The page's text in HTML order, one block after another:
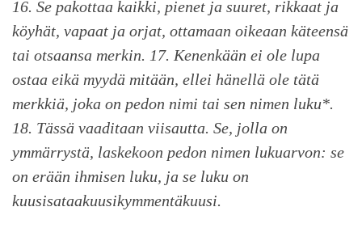
16. Se pakottaa kaikki, pienet ja suuret, rikkaat ja
köyhät, vapaat ja orjat, ottamaan oikeaan käteensä
tai otsaansa merkin. 17. Kenenkään ei ole lupa
ostaa eikä myydä mitään, ellei hänellä ole tätä
merkkiä, joka on pedon nimi tai sen nimen luku*.
18. Tässä vaaditaan viisautta. Se, jolla on
ymmärrystä, laskekoon pedon nimen lukuarvon: se
on erään ihmisen luku, ja se luku on
kuusisataakuusikymmentäkuusi.